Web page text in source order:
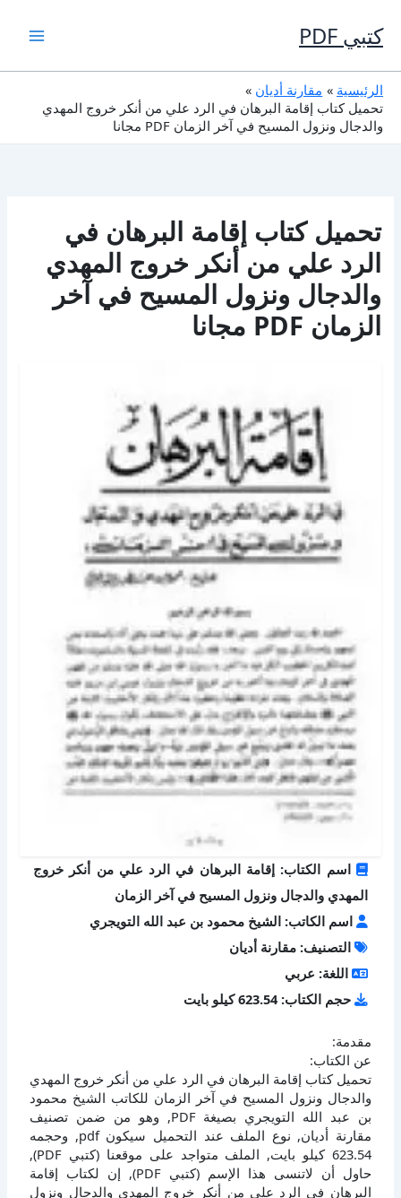
إلى
المحتوى
كتبي PDF
الرئيسية
مقارنة أديان
تحميل كتاب إقامة البرهان في الرد علي من أنكر خروج المهدي
والدجال ونزول المسيح في آخر الزمان PDF مجانا
تحميل كتاب إقامة البرهان في
الرد علي من أنكر خروج المهدي
والدجال ونزول المسيح في آخر
الزمان PDF مجانا
اسم الكتاب: إقامة البرهان في الرد علي من أنكر خروج
المهدي والدجال ونزول المسيح في آخر الزمان
اسم الكاتب: الشيخ محمود بن عبد الله التويجري
التصنيف: مقارنة أديان
اللغة: عربي
حجم الكتاب: 623.54 كيلو بايت
مقدمة:
عن الكتاب:
تحميل كتاب إقامة البرهان في الرد علي من أنكر خروج المهدي
والدجال ونزول المسيح في آخر الزمان للكاتب الشيخ محمود
بن عبد الله التويجري بصيغة PDF, وهو من ضمن تصنيف
مقارنة أديان, نوع الملف عند التحميل سيكون pdf, وحجمه
623.54 كيلو بايت, الملف متواجد على موقعنا (كتبي PDF),
حاول أن لاتنسى هذا الإسم (كتبي PDF), إن لكتاب إقامة
البرهان في الرد علي من أنكر خروج المهدي والدجال ونزول